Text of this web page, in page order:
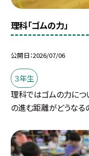
理科「ゴムの力」
公開日 2026/07/06
３年生
理科ではゴムの力につ
の進む距離がどうなる